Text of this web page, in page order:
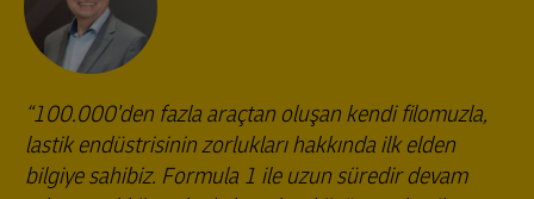
100.000'den fazla araçtan oluşan kendi filomuzla,
lastik endüstrisinin zorlukları hakkında ilk elden
bilgiye sahibiz. Formula 1 ile uzun süredir devam